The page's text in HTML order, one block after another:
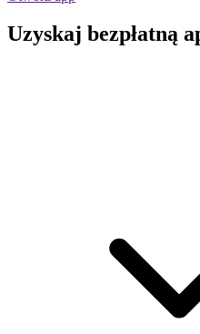
Uzyskaj bezpłatną